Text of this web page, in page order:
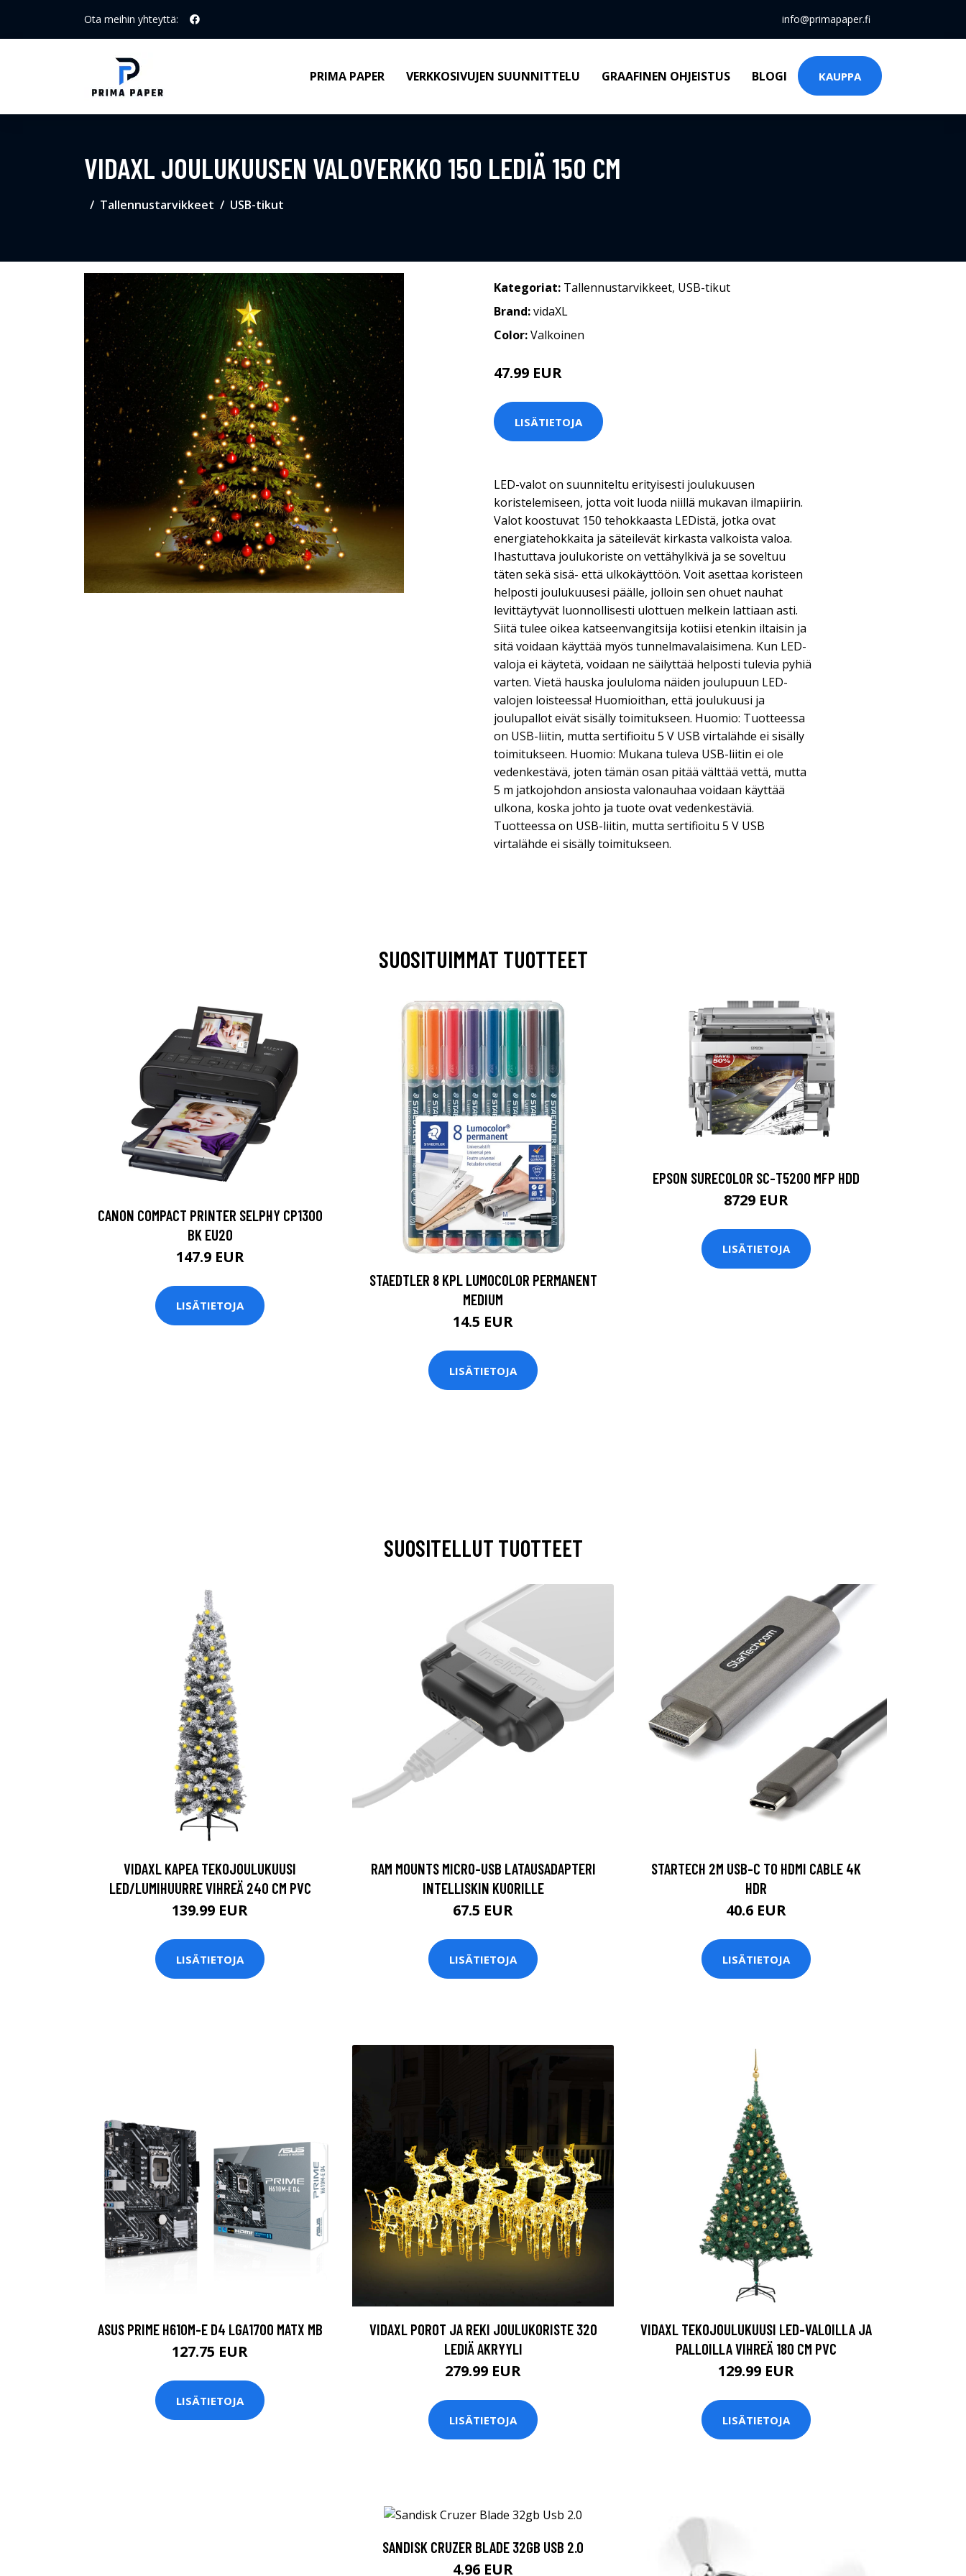
Ota meihin yhteyttä: info@primapaper.fi
PRIMA PAPER VERKKOSIVUJEN SUUNNITTELU GRAAFINEN OHJEISTUS BLOGI KAUPPA
VIDAXL JOULUKUUSEN VALOVERKKO 150 LEDIÄ 150 CM
Tallennustarvikkeet USB-tikut
Kategoriat: Tallennustarvikkeet, USB-tikut
Brand:vidaXL
Color:Valkoinen
47.99 EUR
LISÄTIETOJA
LED-valot on suunniteltu erityisesti joulukuusen
koristelemiseen, jotta voit luoda niillä mukavan ilmapiirin.
Valot koostuvat 150 tehokkaasta LEDistä, jotka ovat
energiatehokkaita ja säteilevät kirkasta valkoista valoa.
Ihastuttava joulukoriste on vettähylkivä ja se soveltuu
täten sekä sisä- että ulkokäyttöön. Voit asettaa koristeen
helposti joulukuusesi päälle, jolloin sen ohuet nauhat
levittäytyvät luonnollisesti ulottuen melkein lattiaan asti.
Siitä tulee oikea katseenvangitsija kotiisi etenkin iltaisin ja
sitä voidaan käyttää myös tunnelmavalaisimena. Kun LED-
valoja ei käytetä, voidaan ne säilyttää helposti tulevia pyhiä
varten. Vietä hauska joululoma näiden joulupuun LED-
valojen loisteessa! Huomioithan, että joulukuusi ja
joulupallot eivät sisälly toimitukseen. Huomio: Tuotteessa
on USB-liitin, mutta sertifioitu 5 V USB virtalähde ei sisälly
toimitukseen. Huomio: Mukana tuleva USB-liitin ei ole
vedenkestävä, joten tämän osan pitää välttää vettä, mutta
5 m jatkojohdon ansiosta valonauhaa voidaan käyttää
ulkona, koska johto ja tuote ovat vedenkestäviä.
Tuotteessa on USB-liitin, mutta sertifioitu 5 V USB
virtalähde ei sisälly toimitukseen.
SUOSITUIMMAT TUOTTEET
CANON COMPACT PRINTER SELPHY CP1300
BK EU20
147.9 EUR
LISÄTIETOJA
STAEDTLER 8 KPL LUMOCOLOR PERMANENT
MEDIUM
14.5 EUR
LISÄTIETOJA
EPSON SURECOLOR SC-T5200 MFP HDD
8729 EUR
LISÄTIETOJA
SUOSITELLUT TUOTTEET
VIDAXL KAPEA TEKOJOULUKUUSI
LED/LUMIHUURRE VIHREÄ 240 CM PVC
139.99 EUR
LISÄTIETOJA
RAM MOUNTS MICRO-USB LATAUSADAPTERI
INTELLISKIN KUORILLE
67.5 EUR
LISÄTIETOJA
STARTECH 2M USB-C TO HDMI CABLE 4K
HDR
40.6 EUR
LISÄTIETOJA
ASUS PRIME H610M-E D4 LGA1700 MATX MB
127.75 EUR
LISÄTIETOJA
VIDAXL POROT JA REKI JOULUKORISTE 320
LEDIÄ AKRYYLI
279.99 EUR
LISÄTIETOJA
VIDAXL TEKOJOULUKUUSI LED-VALOILLA JA
PALLOILLA VIHREÄ 180 CM PVC
129.99 EUR
LISÄTIETOJA
SANDISK CRUZER BLADE 32GB USB 2.0
4.96 EUR